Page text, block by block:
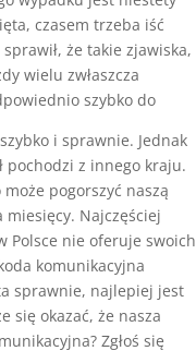
czasem trzeba iść
że takie zjawiska,
wielu zwłaszcza
szybko do
i sprawnie. Jednak
pochodzi z innego kraju.
pogorszyć naszą
miesięcy. Najczęściej
Polsce nie oferuje swoich
komunikacyjna
sprawnie, najlepiej jest
się okazać, że nasza
Zgłoś się